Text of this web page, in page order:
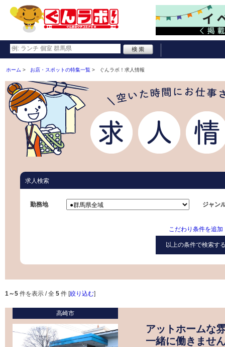
ホーム お店・スポットの特集一覧 ぐんラボ！求人情報
求人検索
勤務地 ジャン
こだわり条件を追加
1～5 件を表示 / 全 5 件 [絞り込む]
アットホームな
一緒に働きませ
高崎市